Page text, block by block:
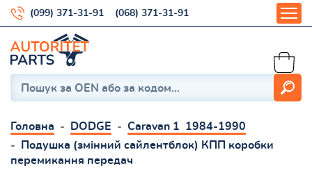
(099) 371-31-91 (068) 371-31-91
Головна DODGE
Caravan 1 1984-1990
Подушка (змінний сайлентблок) КПП коробки
перемикання передач